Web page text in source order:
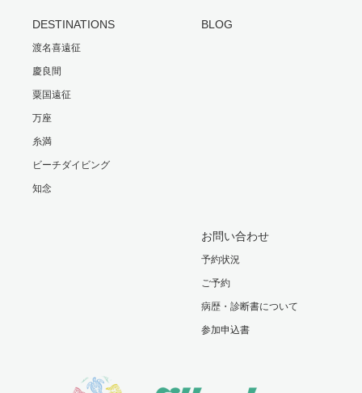
DESTINATIONS
渡名喜遠征
慶良間
粟国遠征
万座
糸満
ビーチダイビング
知念
BLOG
お問い合わせ
予約状況
ご予約
病歴・診断書について
参加申込書